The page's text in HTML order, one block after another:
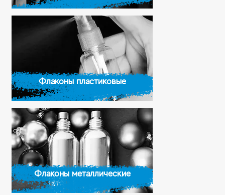
Флаконы пластиковые
Флаконы металлические